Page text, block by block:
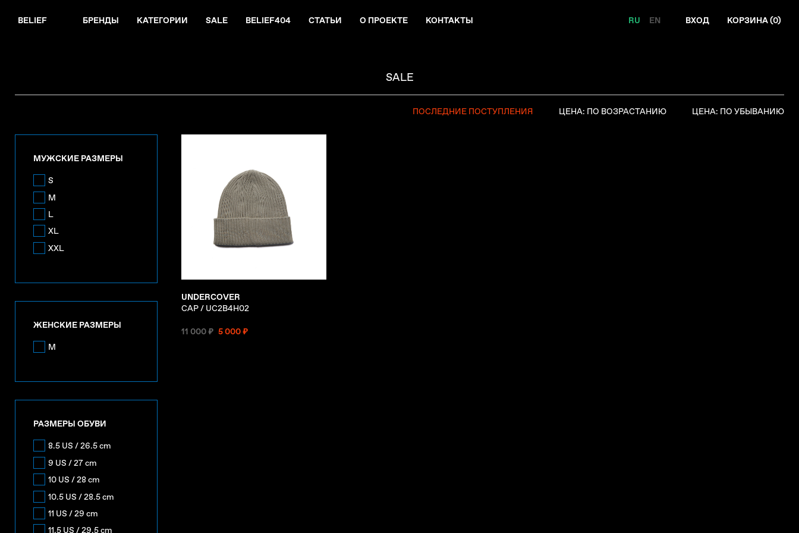
BELIEF БРЕНДЫ КАТЕГОРИИ SALE BELIEF404 СТАТЬИ О ПРОЕКТЕ КОНТАКТЫ RU EN ВХОД КОРЗИНА (0)
SALE
ПОСЛЕДНИЕ ПОСТУПЛЕНИЯ ЦЕНА: ПО ВОЗРАСТАНИЮ ЦЕНА: ПО УБЫВАНИЮ
МУЖСКИЕ РАЗМЕРЫ
S
M
L
XL
XXL
ЖЕНСКИЕ РАЗМЕРЫ
M
РАЗМЕРЫ ОБУВИ
8.5 US / 26.5 cm
9 US / 27 cm
10 US / 28 cm
10.5 US / 28.5 cm
11 US / 29 cm
11.5 US / 29.5 cm
UNDERCOVER
CAP / UC2B4H02
11 000 ₽ 5 000 ₽